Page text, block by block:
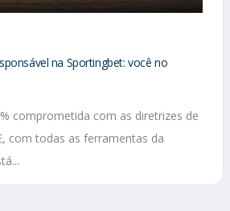
na Sportingbet: você no
comprometida com as diretrizes de
com todas as ferramentas da